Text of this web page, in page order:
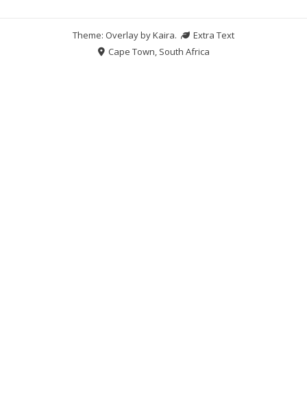
Theme: Overlay byKaira.
Extra Text
Cape Town, South Africa